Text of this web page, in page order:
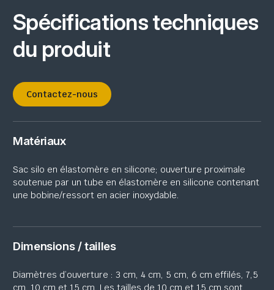
Spécifications techniques
du produit
Contactez-nous
Matériaux
Sac silo en élastomère en silicone; ouverture proximale
soutenue par un tube en élastomère en silicone contenant
une bobine/ressort en acier inoxydable.
Dimensions / tailles
Diamètres d’ouverture : 3 cm, 4 cm, 5 cm, 6 cm effilés, 7,5
cm, 10 cm et 15 cm. Les tailles de 10 cm et 15 cm sont